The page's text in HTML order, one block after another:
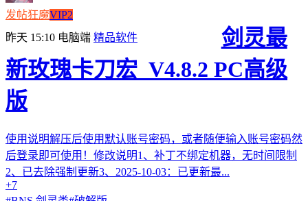
发帖狂魔VIP2
昨天 15:10 电脑端 精品软件
剑灵最
新玫瑰卡刀宏_V4.8.2 PC高级
版
使用说明解压后使用默认账号密码，或者随便输入账号密码然
后登录即可使用！修改说明1、补丁不绑定机器，无时间限制
2、已去除强制更新3、2025-10-03：已更新最...
+7